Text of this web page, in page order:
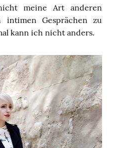
meine Art anderen
intimen Gesprächen zu
kann ich nicht anders.